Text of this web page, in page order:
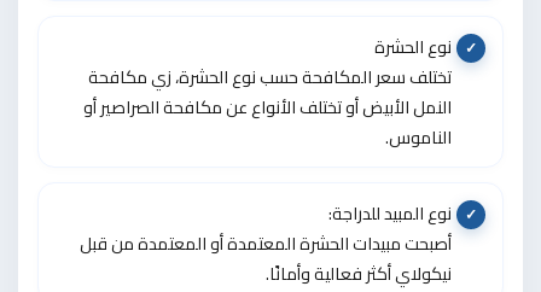
نوع الحشرة
تختلف سعر المكافحة حسب نوع الحشرة، زي مكافحة
النمل الأبيض أو تختلف الأنواع عن مكافحة الصراصير أو
الناموس.
نوع المبيد للدراجة:
أصبحت مبيدات الحشرة المعتمدة أو المعتمدة من قبل
نيكولاي أكثر فعالية وأمانًا.